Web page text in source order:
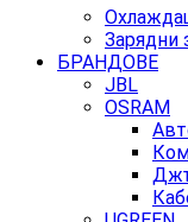
Зарядни
БРАНДОВЕ
JBL
OSRAM